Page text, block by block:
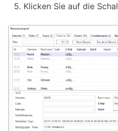
Klicken Sie auf die